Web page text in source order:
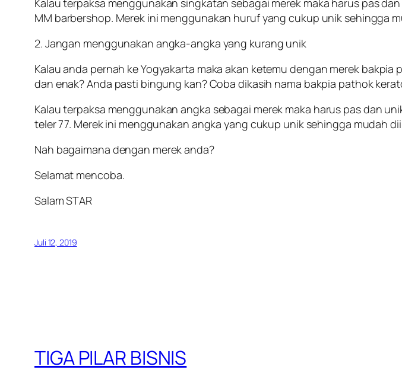
Kalau terpaksa menggunakan singkatan sebagai merek maka harus pas
MM barbershop. Merek ini menggunakan huruf yang cukup unik sehingga
2. Jangan menggunakan angka-angka yang kurang unik
Kalau anda pernah ke Yogyakarta maka akan ketemu dengan merek
dan enak? Anda pasti bingung kan? Coba dikasih nama bakpia pathok
Kalau terpaksa menggunakan angka sebagai merek maka harus pas dan
teler 77. Merek ini menggunakan angka yang cukup unik sehingga mudah
Nah bagaimana dengan merek anda?
Selamat mencoba.
Salam STAR
Juli 12, 2019
TIGA PILAR BISNIS